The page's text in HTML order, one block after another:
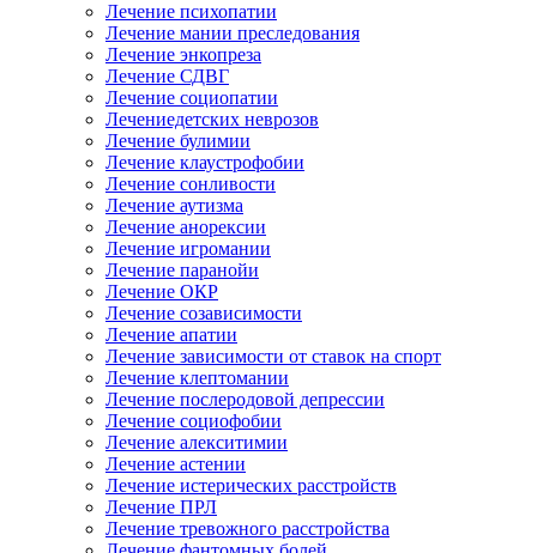
Лечение психопатии
Лечение мании преследования
Лечение энкопреза
Лечение СДВГ
Лечение социопатии
Лечениедетских неврозов
Лечение булимии
Лечение клаустрофобии
Лечение сонливости
Лечение аутизма
Лечение анорексии
Лечение игромании
Лечение паранойи
Лечение ОКР
Лечение созависимости
Лечение апатии
Лечение зависимости от ставок на спорт
Лечение клептомании
Лечение послеродовой депрессии
Лечение социофобии
Лечение алекситимии
Лечение астении
Лечение истерических расстройств
Лечение ПРЛ
Лечение тревожного расстройства